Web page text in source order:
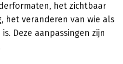
het zichtbaar
het veranderen van wie als
Deze aanpassingen zijn